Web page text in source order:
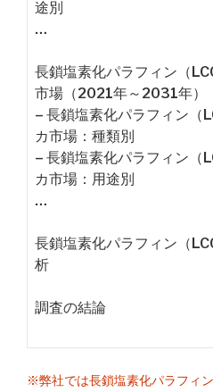
途別
…
長鎖塩素化パラフィン（
市場（2021年～2031年）
– 長鎖塩素化パラフィン（
カ市場：種類別
– 長鎖塩素化パラフィン（
カ市場：用途別
…
長鎖塩素化パラフィン（
析
調査の結論
※弊社では長鎖塩素化パラフィ